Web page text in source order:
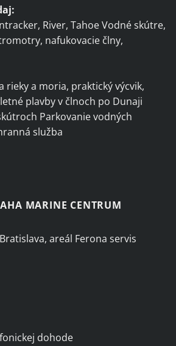
River, Tahoe Vodné skútre,
nafukovacie člny,
rieky a moria, praktický výcvik,
plavby v člnoch po Dunaji
Parkovanie vodných
služba
MARINE CENTRUM
areál Ferona servis
dohode